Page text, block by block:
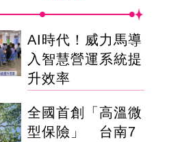
AI時代！威力馬導
入智慧營運系統提
升效率
全國首創「高溫微
型保險」 台南7